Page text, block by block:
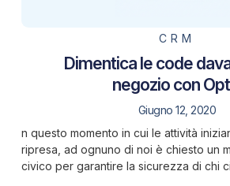
CRM
Dimentica le code
negozio con
Giugno 12, 2020
n questo momento in cui le attività
ripresa, ad ognuno di noi è chiesto un
civico per garantire la sicurezza di chi